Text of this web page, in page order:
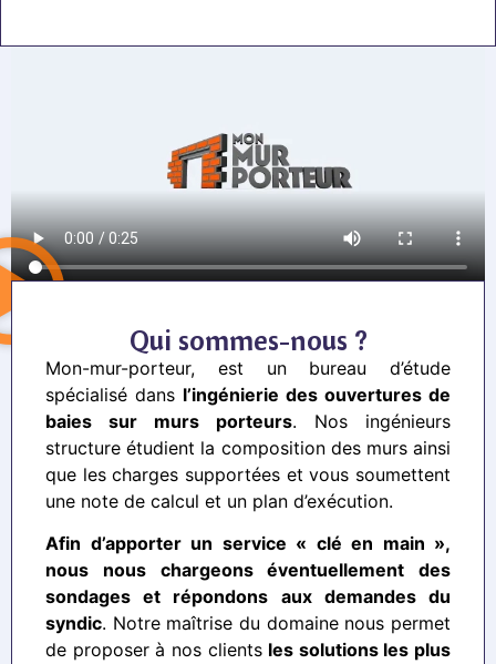
Qui sommes-nous ?
Mon-mur-porteur, est un bureau d’étude
spécialisé dans l’ingénierie des ouvertures de
baies sur murs porteurs. Nos ingénieurs
structure étudient la composition des murs ainsi
que les charges supportées et vous soumettent
une note de calcul et un plan d’exécution.
Afin d’apporter un service « clé en main »,
nous nous chargeons éventuellement des
sondages et répondons aux demandes du
syndic. Notre maîtrise du domaine nous permet
de proposer à nos clients les solutions les plus